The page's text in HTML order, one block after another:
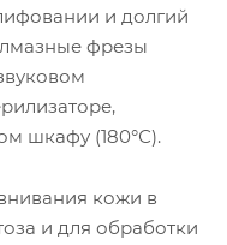
и долгий
фрезы
шкафу (180°С).
кожи в
и для обработки